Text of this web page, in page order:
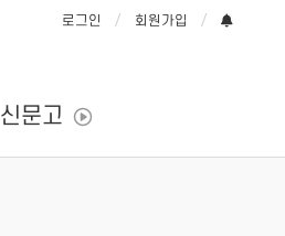
로그인 회원가입
신문고